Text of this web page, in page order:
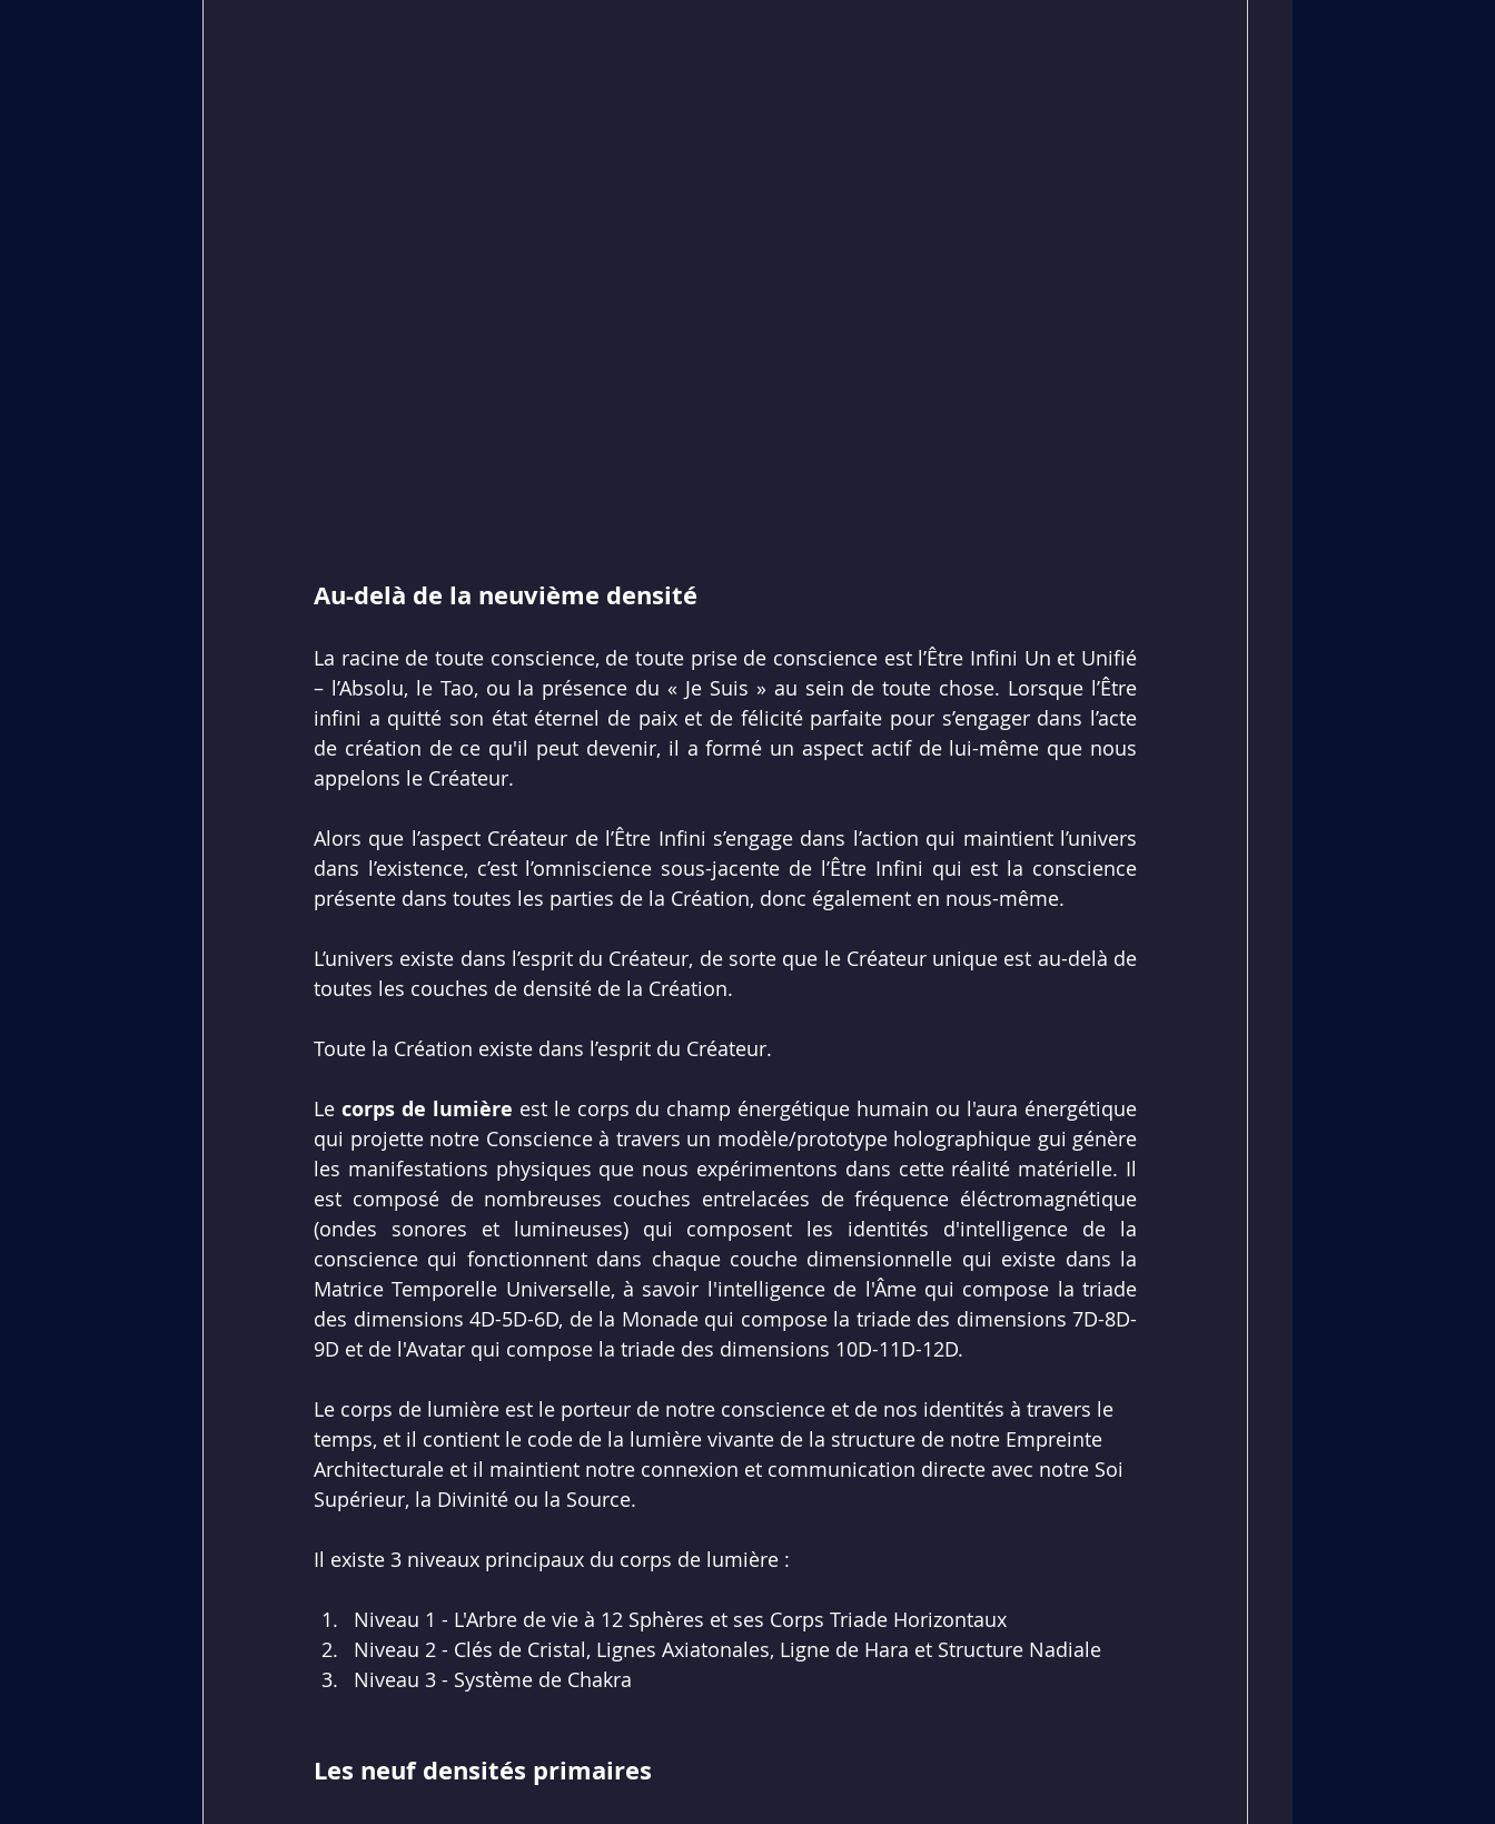
Au-delà de la neuvième densité
La racine de toute conscience, de toute prise de conscience est l’Être Infini Un et Unifié
– l’Absolu, le Tao, ou la présence du « Je Suis » au sein de toute chose. Lorsque l’Être
infini a quitté son état éternel de paix et de félicité parfaite pour s’engager dans l’acte
de création de ce qu'il peut devenir, il a formé un aspect actif de lui-même que nous
appelons le Créateur.
Alors que l’aspect Créateur de l’Être Infini s’engage dans l’action qui maintient l’univers
dans l’existence, c’est l’omniscience sous-jacente de l’Être Infini qui est la conscience
présente dans toutes les parties de la Création, donc également en nous-même.
L’univers existe dans l’esprit du Créateur, de sorte que le Créateur unique est au-delà de
toutes les couches de densité de la Création.
Toute la Création existe dans l’esprit du Créateur.
Le corps de lumière est le corps du champ énergétique humain ou l'aura énergétique
qui projette notre Conscience à travers un modèle/prototype holographique gui génère
les manifestations physiques que nous expérimentons dans cette réalité matérielle. Il
est composé de nombreuses couches entrelacées de fréquence éléctromagnétique
(ondes sonores et lumineuses) qui composent les identités d'intelligence de la
Matrice Temporelle Universelle, à savoir l'intelligence de l'Âme qui compose la triade
des dimensions 4D-5D-6D, de la Monade qui compose la triade des dimensions 7D-8D-
9D et de l'Avatar qui compose la triade des dimensions 10D-11D-12D.
Le corps de lumière est le porteur de notre conscience et de nos identités à travers le
temps, et il contient le code de la lumière vivante de la structure de notre Empreinte
Architecturale et il maintient notre connexion et communication directe avec notre Soi
Supérieur, la Divinité ou la Source.
Il existe 3 niveaux principaux du corps de lumière :
Niveau 1 - L'Arbre de vie à 12 Sphères et ses Corps Triade Horizontaux
Niveau 2 - Clés de Cristal, Lignes Axiatonales, Ligne de Hara et Structure Nadiale
Niveau 3 - Système de Chakra
Les neuf densités primaires